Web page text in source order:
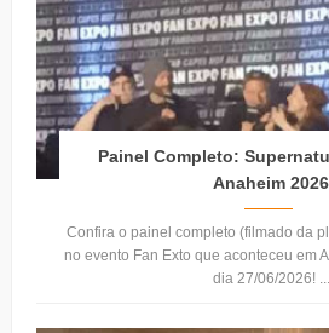
Painel Completo:
Anaheim 2026
Confira o painel completo (filmado da
no evento Fan Exto que aconteceu em
dia 27/06/2026! ...